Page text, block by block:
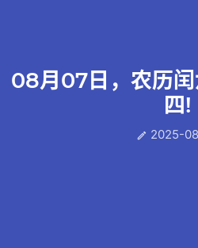
08月07日，农历
四!
 2025-